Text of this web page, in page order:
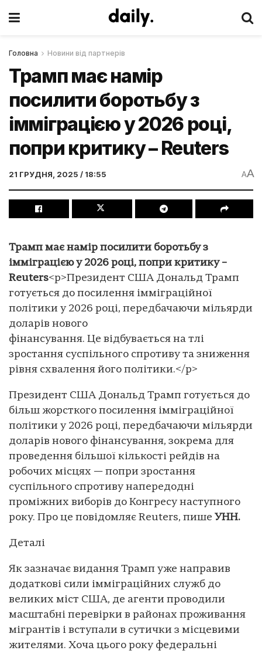
Головна Новини від партнерів
Трамп має намір
посилити боротьбу з
імміграцією у 2026 році,
попри критику – Reuters
21 ГРУДНЯ, 2025 / 18:55 AA
Трамп має намір посилити боротьбу з
імміграцією у 2026 році, попри критику –
Reuters<p>Президент США Дональд Трамп
готується до посилення імміграційної
політики у 2026 році, передбачаючи мільярди
доларів нового
фінансування. Це відбувається на тлі
зростання суспільного спротиву та зниження
рівня схвалення його політики.</p>
Президент США Дональд Трамп готується до
більш жорсткого посилення імміграційної
політики у 2026 році, передбачаючи мільярди
доларів нового фінансування, зокрема для
проведення більшої кількості рейдів на
робочих місцях — попри зростання
суспільного спротиву напередодні
проміжних виборів до Конгресу наступного
року. Про це повідомляє Reuters, пише УНН.
Деталі
Як зазначає видання Трамп уже направив
додаткові сили імміграційних служб до
великих міст США, де агенти проводили
масштабні перевірки в районах проживання
мігрантів і вступали в сутички з місцевими
жителями. Хоча цього року федеральні